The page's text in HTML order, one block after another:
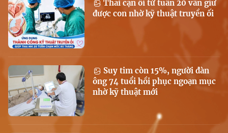
Thai cạn ối từ tuần 20 vẫn giữ
được con nhờ kỹ thuật truyền ối
Suy tim còn 15%, người đàn
ông 74 tuổi hồi phục ngoạn mục
nhờ kỹ thuật mới